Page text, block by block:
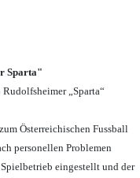
Sparta"
„Sparta“
Österreichischen Fussball
personellen Problemen
eingestellt und der